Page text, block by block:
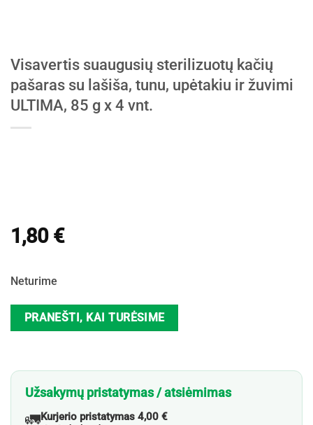
Visavertis suaugusių sterilizuotų kačių
pašaras su lašiša, tunu, upėtakiu ir žuvimi
ULTIMA, 85 g x 4 vnt.
1,80 €
Neturime
PRANEŠTI, KAI TURĖSIME
Užsakymų pristatymas / atsiėmimas
🚛Kurjerio pristatymas 4,00 €